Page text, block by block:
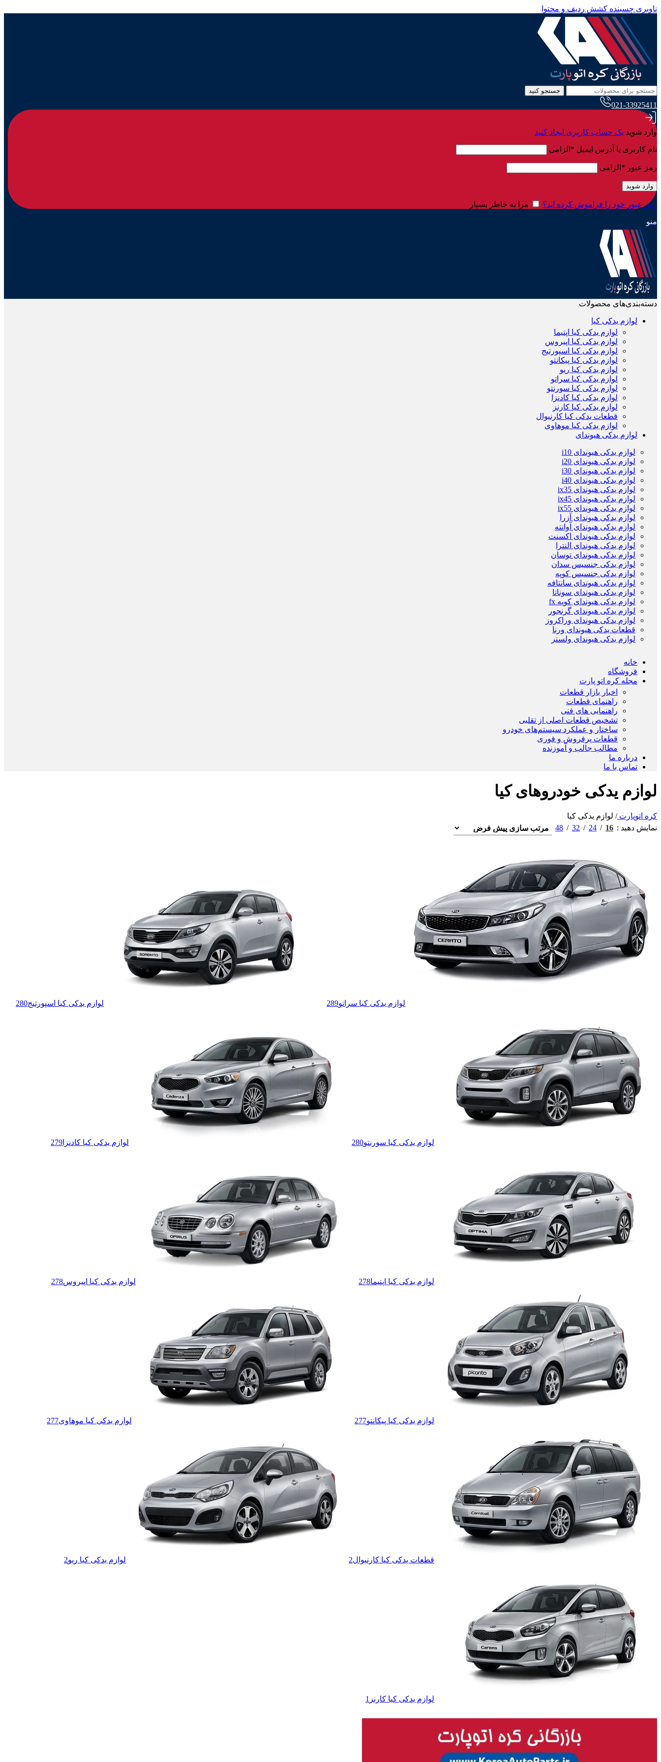
ناوبری چسبنده کشش ردیف و محتوا
جستجو کنید
021-33925411
وارد شوید یک حساب کاربری ایجاد کنید
نام کاربری یا آدرس ایمیل * الزامی
رمز عبور * الزامی
وارد شوید
رمز عبور خود را فراموش کرده اید؟ مرا به خاطر بسپار
منو
دسته‌بندی‌های محصولات
لوازم یدکی کیا
لوازم یدکی کیا اپتیما
لوازم یدکی کیا اپیروس
لوازم یدکی کیا اسپورتیج
لوازم یدکی کیا پیکانتو
لوازم یدکی کیا ریو
لوازم یدکی کیا سراتو
لوازم یدکی کیا سورنتو
لوازم یدکی کیا کادنزا
لوازم یدکی کیا کارنز
قطعات یدکی کیا کارنیوال
لوازم یدکی کیا موهاوی
لوازم یدکی هیوندای
لوازم یدکی هیوندای i10
لوازم یدکی هیوندای i20
لوازم یدکی هیوندای i30
لوازم یدکی هیوندای i40
لوازم یدکی هیوندای ix35
لوازم یدکی هیوندای ix45
لوازم یدکی هیوندای ix55
لوازم یدکی هیوندای آزرا
لوازم یدکی هیوندای آوانته
لوازم یدکی هیوندای اکسنت
لوازم یدکی هیوندای النترا
لوازم یدکی هیوندای توسان
لوازم یدکی جنسیس سدان
لوازم یدکی جنسیس کوپه
لوازم یدکی هیوندای سانتافه
لوازم یدکی هیوندای سوناتا
لوازم یدکی هیوندای کوپه fx
لوازم یدکی هیوندای گرنجور
لوازم یدکی هیوندای وراکروز
قطعات یدکی هیوندای ورنا
لوازم یدکی هیوندای ولستر
خانه
فروشگاه
مجله کره اتو پارت
اخبار بازار قطعات
راهنمای قطعات
راهنمایی های فنی
تشخیص قطعات اصلی از تقلبی
ساختار و عملکرد سیستم‌های خودرو
قطعات پرفروش و فوری
مطالب جالب و آموزنده
درباره ما
تماس با ما
لوازم یدکی خودروهای کیا
کره اتوپارت/ لوازم یدکی کیا
نمایش دهید
16
24
32
48
لوازم یدکی کیا سراتو289 لوازم یدکی کیا اسپورتیج280
لوازم یدکی کیا سورنتو280 لوازم یدکی کیا کادنزا 279
لوازم یدکی کیا اپتیما278 لوازم یدکی کیا اپیروس278
لوازم یدکی کیا پیکانتو277 لوازم یدکی کیا موهاوی277
قطعات یدکی کیا کارنیوال2 لوازم یدکی کیا ریو2
لوازم یدکی کیا کارنز 1